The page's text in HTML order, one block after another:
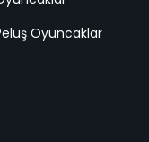
Oyuncaklar